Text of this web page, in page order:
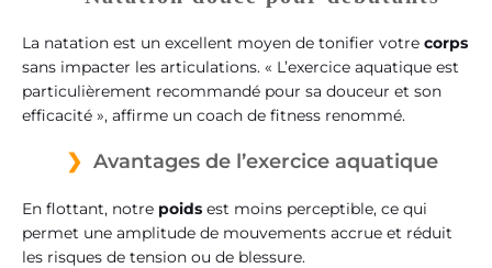
La natation est un excellent moyen de tonifier votre corps
sans impacter les articulations. « L’exercice aquatique est
particulièrement recommandé pour sa douceur et son
efficacité », affirme un coach de fitness renommé.
Avantages de l’exercice aquatique
En flottant, notre poids est moins perceptible, ce qui
permet une amplitude de mouvements accrue et réduit
les risques de tension ou de blessure.